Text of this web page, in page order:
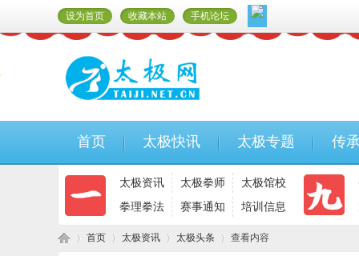
设为首页 收藏本站 手机论坛
首页 太极快讯 太极专题 传
太极资讯 太极拳师
太极馆校
拳理拳法
赛事通知 培训信息
首页 太极资讯 太极头条 查看内容